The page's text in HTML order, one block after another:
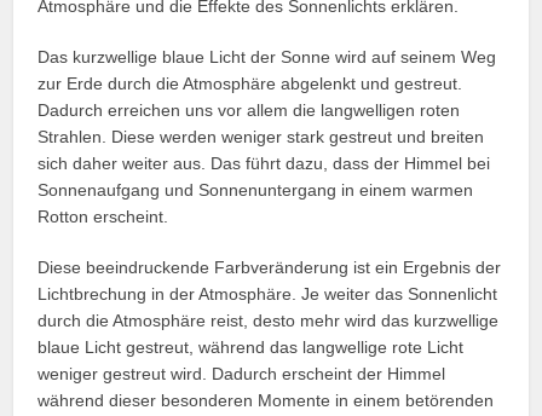
Atmosphäre und die Effekte des Sonnenlichts erklären.
Das kurzwellige blaue Licht der Sonne wird auf seinem Weg
zur Erde durch die Atmosphäre abgelenkt und gestreut.
Dadurch erreichen uns vor allem die langwelligen roten
Strahlen. Diese werden weniger stark gestreut und breiten
sich daher weiter aus. Das führt dazu, dass der Himmel bei
Sonnenaufgang und Sonnenuntergang in einem warmen
Rotton erscheint.
Diese beeindruckende Farbveränderung ist ein Ergebnis der
Lichtbrechung in der Atmosphäre. Je weiter das Sonnenlicht
durch die Atmosphäre reist, desto mehr wird das kurzwellige
blaue Licht gestreut, während das langwellige rote Licht
weniger gestreut wird. Dadurch erscheint der Himmel
während dieser besonderen Momente in einem betörenden